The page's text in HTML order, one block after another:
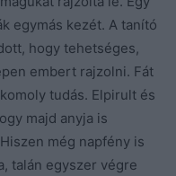
egymás kezét. A tanító
hogy tehetséges,
embert rajzolni. Fát
tudás. Elpirult és
majd anyja is
még napfény is
talán egyszer végre